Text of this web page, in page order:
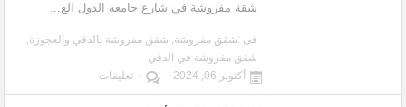
شقة مفروشة في شارع جامعه الدول الع...
فى :شقق مفروشة, شقق مفروشة بالدقي والعجوزة,
شقق مفروشة في الدقي
أكتوبر 06, 2024
٠ تعليقات